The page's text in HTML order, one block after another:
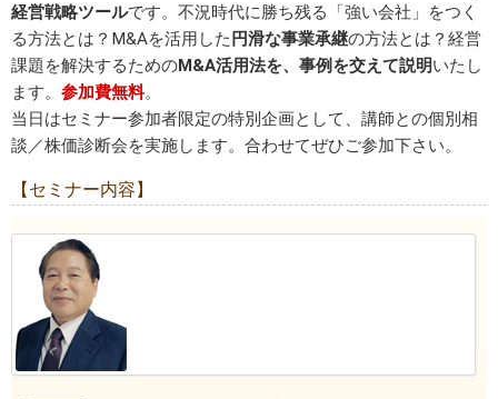
経営戦略ツールです。不況時代に勝ち残る「強い会社」をつく
る方法とは？M&Aを活用した 円滑な事業承継の方法とは？経営
課題を解決するためのM&A活用法を、事例を交えて説明いたし
ます。 参加費無料。
当日はセミナー参加者限定の特別企画として、講師との個別相
談／株価診断会を実施します。合わせてぜひご参加下さい。
【セミナー内容】